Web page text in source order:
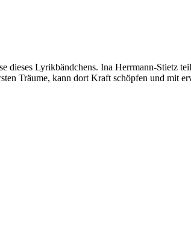
dieses Lyrikbändchens. Ina Herrmann-Stietz
Träume, kann dort Kraft schöpfen und mit